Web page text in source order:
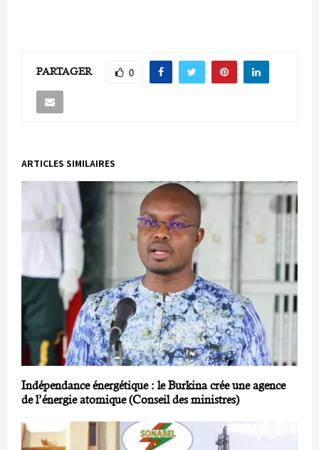
PARTAGER 0
ARTICLES SIMILAIRES
Indépendance énergétique : le Burkina crée une agence
de l’énergie atomique (Conseil des ministres)